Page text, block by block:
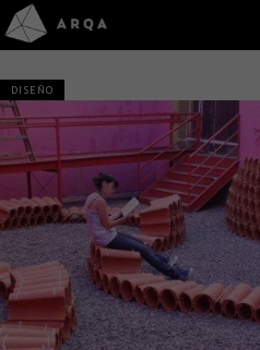
DISEÑO